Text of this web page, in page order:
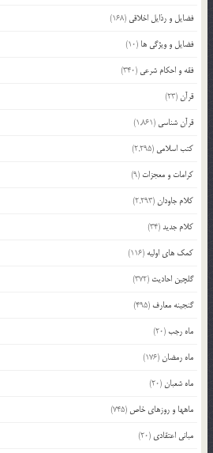
فضایل و رذایل اخلاقی (168)
فضایل و ویژگی ها (10)
فقه و احکام شرعی (340)
قرآن(23)
قرآن شناسی (1,861)
کتب اسلامی (2,295)
کرامات و معجزات (9)
کلام جاودان(2,293)
کلام جدید(34)
کمک های اولیه (116)
گلچین احادیث (372)
گنجینه معارف (495)
ماه رجب(20)
ماه رمضان(176)
ماه شعبان(20)
ماهها و روزهای خاص (745)
مبانی اعتقادی (20)